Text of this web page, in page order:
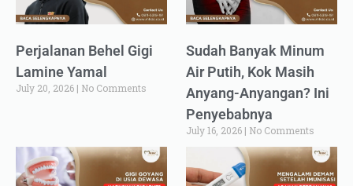
Perjalanan Behel Gigi
Lamine Yamal
July 20, 2026 No Comments
Sudah Banyak Minum
Air Putih, Kok Masih
Anyang-Anyangan? Ini
Penyebabnya
July 16, 2026 No Comments